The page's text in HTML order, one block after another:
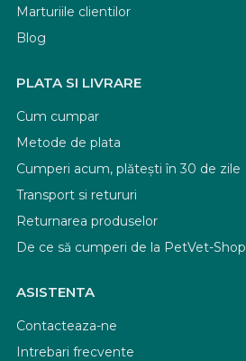
Marturiile clientilor
Blog
PLATA SI LIVRARE
Cum cumpar
Metode de plata
Cumperi acum, plătești în 30 de zile
Transport si retururi
Returnarea produselor
De ce să cumperi de la PetVet-Shop
ASISTENTA
Contacteaza-ne
Intrebari frecvente